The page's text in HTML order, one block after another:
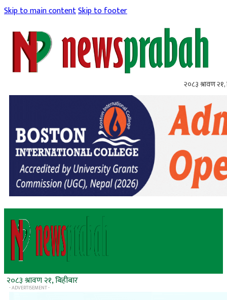
Skip to main contentSkip to footer
२०८३ श्रावण २१,
२०८३ श्रावण २१, बिहीबार
- ADVERTISEMENT -